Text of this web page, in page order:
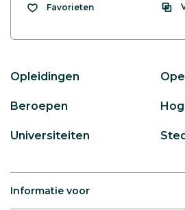
Favorieten
Opleidingen
Beroepen
Universiteiten
Informatie voor